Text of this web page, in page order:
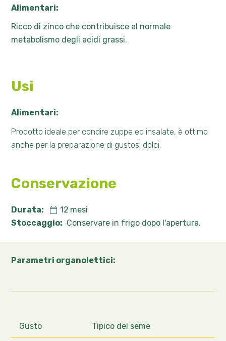
Alimentari:
Ricco di zinco che contribuisce al normale
metabolismo degli acidi grassi.
Usi
Alimentari:
Prodotto ideale per condire zuppe ed insalate, è ottimo
anche per la preparazione di gustosi dolci.
Conservazione
Durata: 12 mesi
Stoccaggio: Conservare in frigo dopo l'apertura.
Parametri organolettici:
Gusto Tipico del seme